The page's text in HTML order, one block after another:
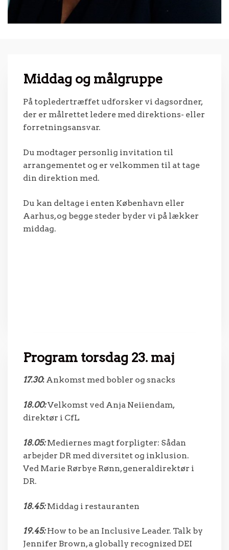
Middag og målgruppe
På topledertræffet udforsker vi dagsordner,
der er målrettet ledere med direktions- eller
forretningsansvar.
Du modtager personlig invitation til
arrangementet og er velkommen til at tage
din direktion med.
Du kan deltage i enten København eller
Aarhus, og begge steder byder vi på lækker
middag.
Program torsdag 23. maj
17.30: Ankomst med bobler og snacks
18.00:Velkomst ved Anja Neiiendam,
direktør i CfL
18.05:Mediernes magt forpligter: Sådan
arbejder DR med diversitet og inklusion.
Ved Marie Rørbye Rønn, generaldirektør i
DR.
18.45:Middag i restauranten
19.45:How to be an Inclusive Leader. Talk by
Jennifer Brown, a globally recognized DEI